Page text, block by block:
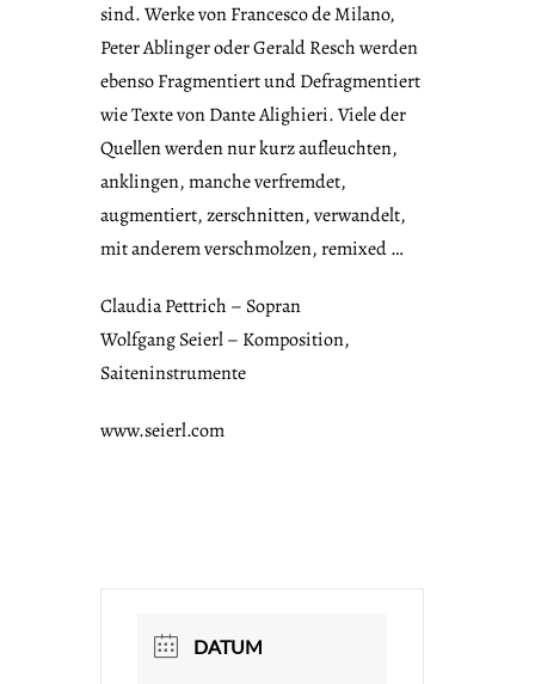
sind. Werke von Francesco de Milano,
Peter Ablinger oder Gerald Resch werden
ebenso Fragmentiert und Defragmentiert
wie Texte von Dante Alighieri. Viele der
Quellen werden nur kurz aufleuchten,
anklingen, manche verfremdet,
augmentiert, zerschnitten, verwandelt,
mit anderem verschmolzen, remixed …
Claudia Pettrich – Sopran
Wolfgang Seierl – Komposition,
Saiteninstrumente
www.seierl.com
DATUM